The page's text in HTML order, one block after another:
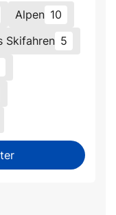
Alpen 10
Skifahren 5